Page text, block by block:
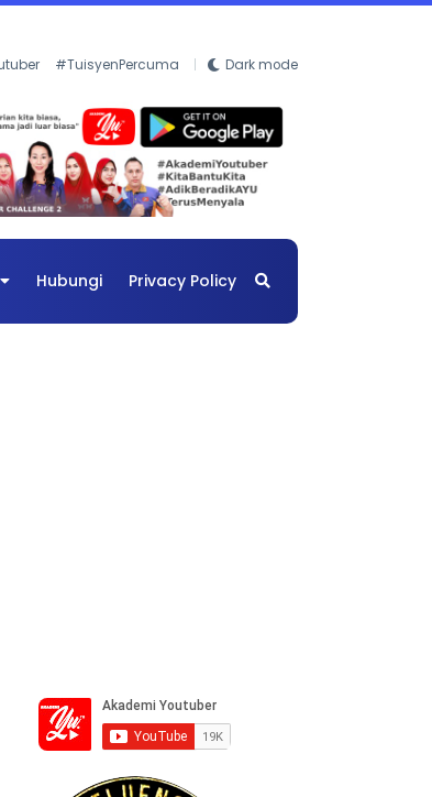
#TuisyenPercuma Dark mode
Hubungi Privacy Policy